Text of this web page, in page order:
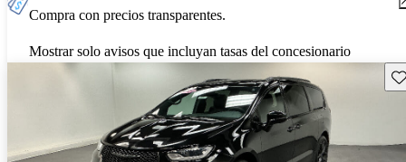
Compra con precios transparentes.
Mostrar solo avisos que incluyan tasas del concesionario